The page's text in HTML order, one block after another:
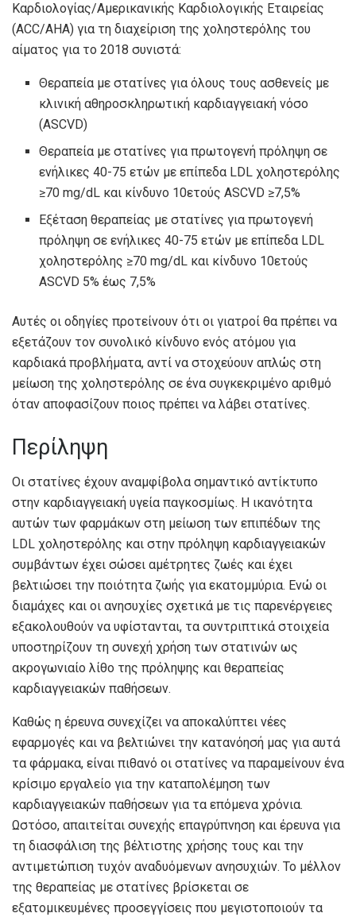
Καρδιολογίας/Αμερικανικής Καρδιολογικής Εταιρείας
(ACC/AHA) για τη διαχείριση της χοληστερόλης του
αίματος για το 2018 συνιστά:
Θεραπεία με στατίνες για όλους τους ασθενείς με
κλινική αθηροσκληρωτική καρδιαγγειακή νόσο
(ASCVD)
Θεραπεία με στατίνες για πρωτογενή πρόληψη σε
ενήλικες 40-75 ετών με επίπεδα LDL χοληστερόλης
≥70 mg/dL και κίνδυνο 10ετούς ASCVD ≥7,5%
Εξέταση θεραπείας με στατίνες για πρωτογενή
πρόληψη σε ενήλικες 40-75 ετών με επίπεδα LDL
χοληστερόλης ≥70 mg/dL και κίνδυνο 10ετούς
ASCVD 5% έως 7,5%
Αυτές οι οδηγίες προτείνουν ότι οι γιατροί θα πρέπει να
εξετάζουν τον συνολικό κίνδυνο ενός ατόμου για
καρδιακά προβλήματα, αντί να στοχεύουν απλώς στη
μείωση της χοληστερόλης σε ένα συγκεκριμένο αριθμό
όταν αποφασίζουν ποιος πρέπει να λάβει στατίνες.
Περίληψη
Οι στατίνες έχουν αναμφίβολα σημαντικό αντίκτυπο
στην καρδιαγγειακή υγεία παγκοσμίως. Η ικανότητα
αυτών των φαρμάκων στη μείωση των επιπέδων της
LDL χοληστερόλης και στην πρόληψη καρδιαγγειακών
συμβάντων έχει σώσει αμέτρητες ζωές και έχει
βελτιώσει την ποιότητα ζωής για εκατομμύρια. Ενώ οι
διαμάχες και οι ανησυχίες σχετικά με τις παρενέργειες
εξακολουθούν να υφίστανται, τα συντριπτικά στοιχεία
υποστηρίζουν τη συνεχή χρήση των στατινών ως
ακρογωνιαίο λίθο της πρόληψης και θεραπείας
καρδιαγγειακών παθήσεων.
Καθώς η έρευνα συνεχίζει να αποκαλύπτει νέες
εφαρμογές και να βελτιώνει την κατανόησή μας για αυτά
τα φάρμακα, είναι πιθανό οι στατίνες να παραμείνουν ένα
κρίσιμο εργαλείο για την καταπολέμηση των
καρδιαγγειακών παθήσεων για τα επόμενα χρόνια.
Ωστόσο, απαιτείται συνεχής επαγρύπνηση και έρευνα για
τη διασφάλιση της βέλτιστης χρήσης τους και την
αντιμετώπιση τυχόν αναδυόμενων ανησυχιών. Το μέλλον
της θεραπείας με στατίνες βρίσκεται σε
εξατομικευμένες προσεγγίσεις που μεγιστοποιούν τα